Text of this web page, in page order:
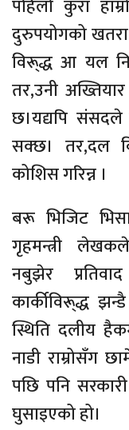
पहिलो कुरा
दुरुपयोगको खतरा
विरू्द्ध आ यल
तर,उनी
छ।यद्यपि संसदले
सक्छ। तर,दल
कोशिस गरिन्न ।
बरू भिजिट
गृहमन्त्री
नबुझेर
कार्कीविरू्द्ध
स्थिति दलीय
नाडी राम्रोसँग
पछि पनि
घुसाइएको हो।